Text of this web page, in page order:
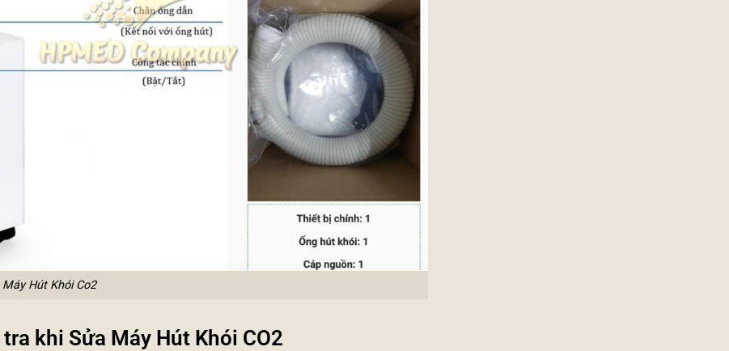
Máy Hút Khói Co2
khi Sửa Máy Hút Khói CO2